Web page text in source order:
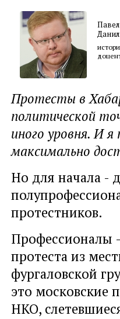
Павел
Протесты в
политической
иного уровня. И
максимально
Но для начала -
протестников.
Профессионалы
протеста из
фургаловской
это московские
НКО,